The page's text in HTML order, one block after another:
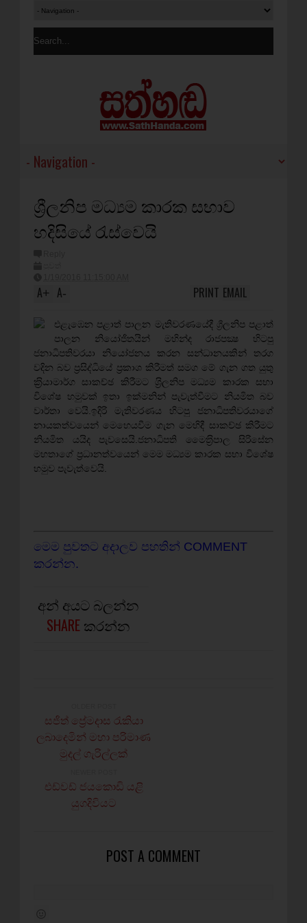
ශ්‍රීලනිප මධ්‍යම කාරක සභාව
හදිසියේ රැස්වෙයි
A+ A- EMAIL
PRINT
එළැඹෙන පළාත් පාලන මැතිවරණයේදී ශ්‍රීලනිප පළාත්
පාලන නියෝජිතයින් මහින්ද රාජපක්‍ෂ හිටපු
ජනාධිපතිවරයා නියෝජනය කරන සන්ධානයකින් තරග
වදින බව ප‍්‍රසිද්ධියේ ප‍්‍රකාශ කිරීමත් සමග මේ ගැන ගත යුතු
ක‍්‍රියාමාර්ග සාකච්ඡ කිරීමට ශ‍්‍රිලනිප මධ්‍යම කාරක සභා
විශේෂ හමුවක් ඉතා ඉක්මනින් පැවැත්වීමට නියමිත බව
වාර්තා වෙයි.ඉදිරි මැතිවරණය හිටපු ජනාධිපතිවරයාගේ
නායකත්වයෙන් මෙහෙයවීම ගැන මෙහිදී සාකච්ඡ කිරීමට
නියමිත යයිද පැවසෙයි.ජනාධිපති මෛත‍්‍රිපාල සිරිසේන
මහතාගේ ප‍්‍රධානත්වයෙන් මෙම මධ්‍යම කාරක සභා විශේෂ
හමුව පැවැත්වෙයි.
මෙම පුවතට අදාලව පහතින් COMMENT
කරන්න.
අන් අයට බලන්න
SHARE කරන්න
සජිත් ප්‍රේමදාස රැකියා
ලබාදෙමින් මහා පරිමාණ
මුදල් ගැරිල්ලක්
එඩ්වඩ් ජයකොඩි යළි
යුගදිවියට
POST A COMMENT